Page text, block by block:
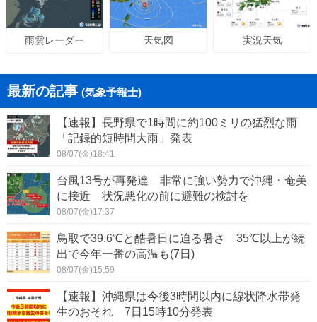
雨雲レーダー 天気図 実況天気
最新の記事 (気象予報士)
【速報】長野県で1時間に約100ミリの猛烈な雨
「記録的短時間大雨」発表
08/07(金)18:41
台風13号が再発達 非常に強い勢力で沖縄・奄美
に接近 状況悪化の前に避難の検討を
08/07(金)17:37
鳥取で39.6℃と酷暑日に迫る暑さ 35℃以上が続
出で今年一番の高温も(7日)
08/07(金)15:59
【速報】沖縄県は今後3時間以内に線状降水帯発
生のおそれ 7日15時10分発表